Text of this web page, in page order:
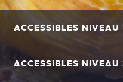
ACCESSIBLES NIVEAU
ACCESSIBLES NIVEAU